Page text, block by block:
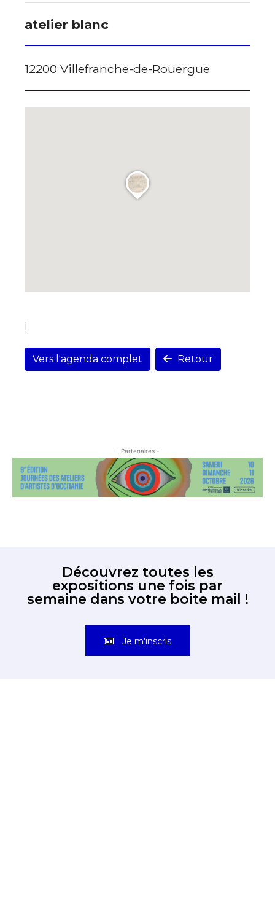
atelier blanc
12200 Villefranche-de-Rouergue
[
Vers l'agenda complet Retour
- Partenaires -
Découvrez toutes les
expositions une fois par
semaine dans votre boite mail !
Je m'inscris